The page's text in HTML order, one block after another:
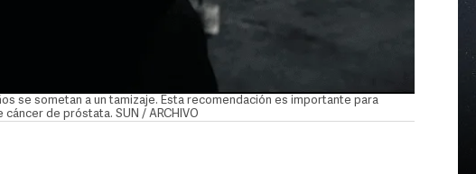
se sometan a un tamizaje. Esta recomendación es importante para
de próstata. SUN / ARCHIVO